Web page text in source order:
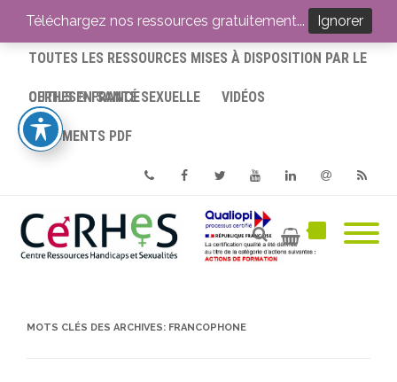
ACCUEIL
TOUTES LES RESSOURCES MISES À DISPOSITION PAR LE
CERHES® FRANCE
OUTILS EN SANTÉ SEXUELLE VIDÉOS
DOCUMENTS PDF
PhoneFacebookTwitterYoutube
MOTS CLÉS DES ARCHIVES: FRANCOPHONE
Téléchargez nos ressources gratuitement... Ignorer